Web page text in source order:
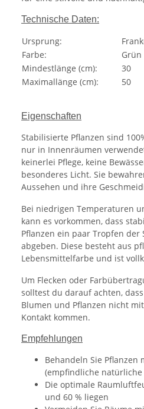
Technische Daten:
Ursprung:
Farbe:
Grün
Mindestlänge (cm):
30
Maximallänge (cm):
50
Eigenschaften
Stabilisierte Pflanzen sind
nur in Innenräumen
keinerlei Pflege, keine
besonderes Licht. Sie
Aussehen und ihre
Bei niedrigen Temperaturen
kann es vorkommen, dass
Pflanzen ein paar Tropfen
abgeben. Diese besteht aus
Lebensmittelfarbe und ist
Um Flecken oder
solltest du darauf achten,
Blumen und Pflanzen nicht
Kontakt kommen.
Empfehlungen
Behandeln Sie
(empfindliche natürliche
Die optimale
und 60 % liegen